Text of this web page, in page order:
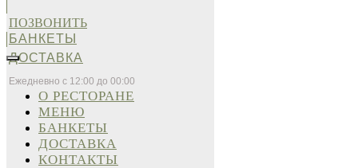
БАНКЕТЫ
ДОСТАВКА
Ежедневно с 12:00 до 00:00
ПОЗВОНИТЬ
О РЕСТОРАНЕ
МЕНЮ
БАНКЕТЫ
ДОСТАВКА
КОНТАКТЫ